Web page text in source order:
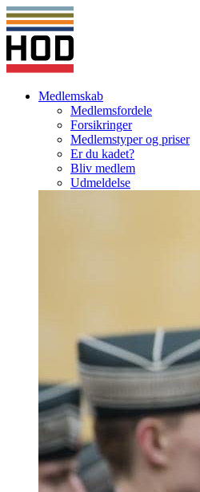
Medlemskab
Medlemsfordele
Forsikringer
Medlemstyper og priser
Er du kadet?
Bliv medlem
Udmeldelse